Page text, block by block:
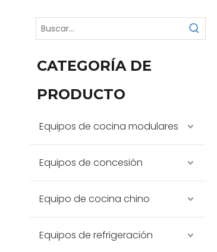
CATEGORÍA DE
PRODUCTO
Equipos de cocina modulares
Equipos de concesión
Equipo de cocina chino
Equipos de refrigeración